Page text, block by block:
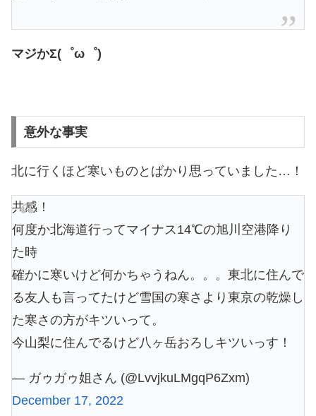
マジかΣ(゜ω゜)
意外な事実
北に行くほど寒いものとばかり思っていました…！
共感！
何度か北海道行ってマイナス14℃の旭川空港降り
た時
確かに寒いけど何かちゃうねん。。。東北に住んで
る友人も言ってたけど雪国の寒さより東京の乾燥し
た寒さの方がキツいって。
今山梨に住んでるけど八ヶ岳おろしキツいっす！
— ガゥガゥ姐さん (@LvvjkuLMgqP6Zxm)
December 17, 2022